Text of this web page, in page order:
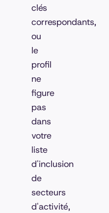
clés
correspondants,
ou
le
profil
ne
figure
pas
dans
votre
liste
d'inclusion
de
secteurs
d'activité,